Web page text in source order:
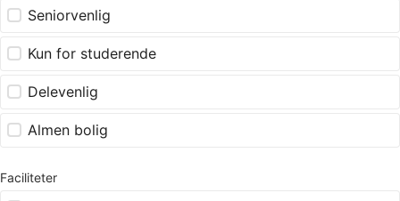
Seniorvenlig
Kun for studerende
Delevenlig
Almen bolig
Faciliteter